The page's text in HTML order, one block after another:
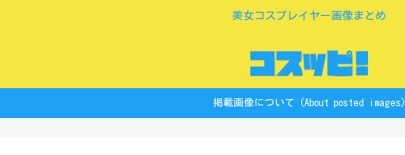
美女コスプレイヤー画像まとめ
掲載画像について (About posted images)